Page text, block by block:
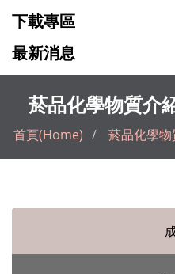
下載專區
最新消息
菸品化學物質介
首頁(Home) 菸品化學物